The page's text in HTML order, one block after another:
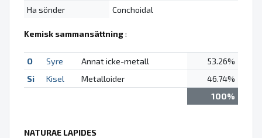
Ha sönder
Conchoidal
Kemisk sammansättning:
O Syre Annat icke-metall
53.26%
Si
Kisel Metalloider
46.74%
100%
NATURAE LAPIDES